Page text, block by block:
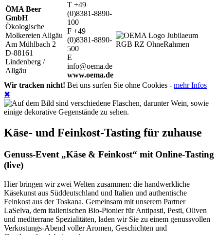
ÖMA Beer
GmbH
Ökologische
Molkereien Allgäu
Am Mühlbach 2
D-88161
Lindenberg /
Allgäu
T +49
(0)8381-8890-
100
F +49
(0)8381-8890-
500
E
info@oema.de
www.oema.de
Wir tracken nicht! Bei uns surfen Sie ohne Cookies - mehr Infos
✖
Käse- und Feinkost-Tasting für zuhause
Genuss-Event „Käse & Feinkost“ mit Online-Tasting
(live)
Hier bringen wir zwei Welten zusammen: die handwerkliche
Käsekunst aus Süddeutschland und Italien und authentische
Feinkost aus der Toskana. Gemeinsam mit unserem Partner
LaSelva, dem italienischen Bio-Pionier für Antipasti, Pesti, Oliven
und mediterrane Spezialitäten, laden wir Sie zu einem genussvollen
Verkostungs-Abend voller Aromen, Geschichten und